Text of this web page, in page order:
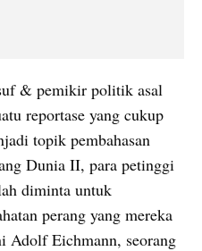
& pemikir politik asal
reportase yang cukup
topik pembahasan
Dunia II, para petinggi
diminta untuk
perang yang mereka
Adolf Eichmann, seorang